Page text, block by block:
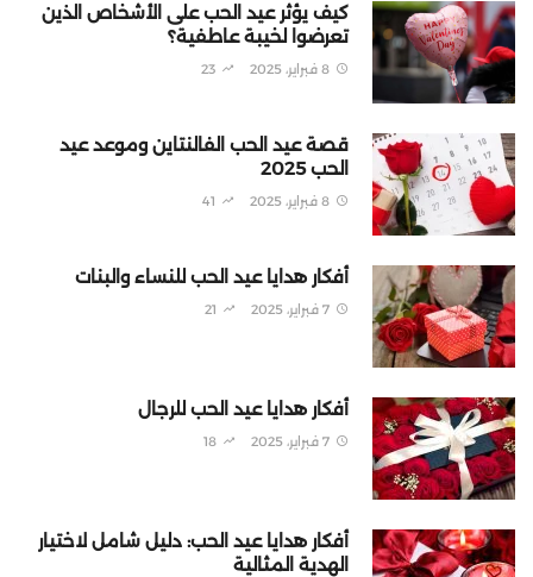
كيف يؤثر عيد الحب على الأشخاص الذين
تعرضوا لخيبة عاطفية؟
8 فبراير، 2025 23
قصة عيد الحب الفالنتاين وموعد عيد
الحب 2025
8 فبراير، 2025 41
أفكار هدايا عيد الحب للنساء والبنات
7 فبراير، 2025 21
أفكار هدايا عيد الحب للرجال
7 فبراير، 2025 18
أفكار هدايا عيد الحب: دليل شامل لاختيار
الهدية المثالية